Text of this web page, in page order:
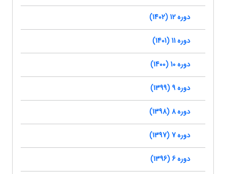
دوره 12 (1402)
دوره 11 (1401)
دوره 10 (1400)
دوره 9 (1399)
دوره 8 (1398)
دوره 7 (1397)
دوره 6 (1396)